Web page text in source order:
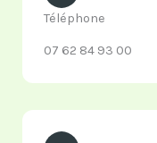
Téléphone
07 62 84 93 00